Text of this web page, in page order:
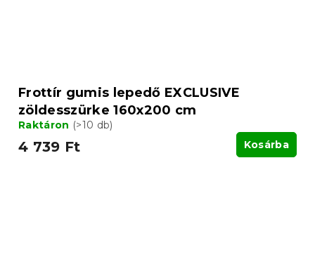
Frottír gumis lepedő EXCLUSIVE
zöldesszürke 160x200 cm
Raktáron (>10 db)
4 739 Ft Kosárba